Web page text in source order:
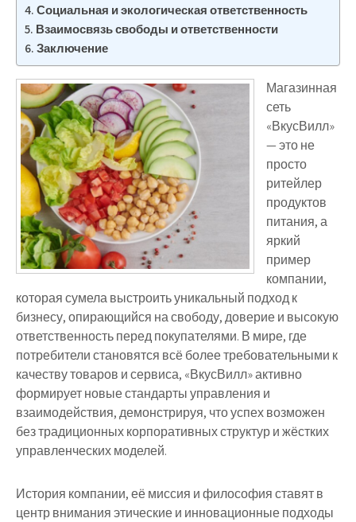
Социальная и экологическая ответственность
Взаимосвязь свободы и ответственности
Заключение
Магазинная
сеть
«ВкусВилл»
— это не
просто
ритейлер
продуктов
питания, а
яркий
пример
компании,
которая сумела выстроить уникальный подход к
бизнесу, опирающийся на свободу, доверие и высокую
ответственность перед покупателями. В мире, где
потребители становятся всё более требовательными к
качеству товаров и сервиса, «ВкусВилл» активно
формирует новые стандарты управления и
взаимодействия, демонстрируя, что успех возможен
без традиционных корпоративных структур и жёстких
управленческих моделей.
История компании, её миссия и философия ставят в
центр внимания этические и инновационные подходы